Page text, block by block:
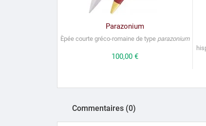
Parazonium
Èpée courte gréco-romaine de type parazonium
Prix
100,00 €
Commentaires (0)